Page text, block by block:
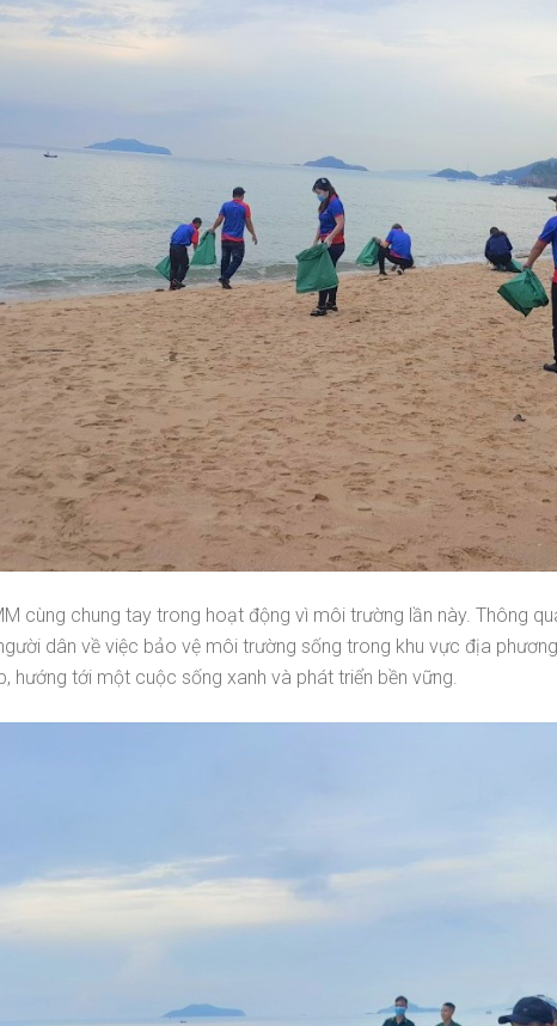
cùng chung tay trong hoạt động vì môi trường lần này. Thông
dân về việc bảo vệ môi trường sống trong khu vực địa
hướng tới một cuộc sống xanh và phát triển bền vững.